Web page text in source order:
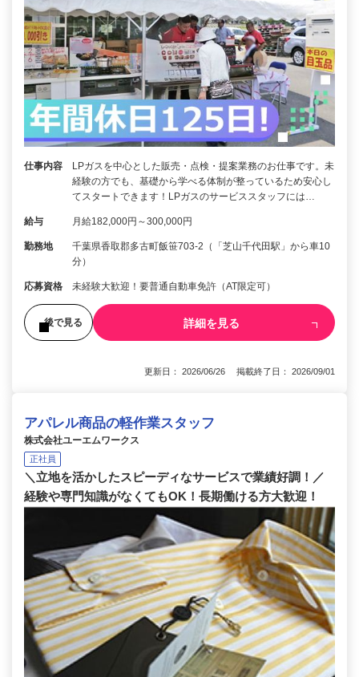
仕事内容
LPガスを中心とした販売・点検・提案業務のお仕事です。未
経験の方でも、基礎から学べる体制が整っているため安心し
てスタートできます！LPガスのサービススタッフには…
給与 月給182,000円～300,000円
勤務地
千葉県香取郡多古町飯笹703-2（「芝山千代田駅」から車10
分）
応募資格 未経験大歓迎！要普通自動車免許（AT限定可）
後で見る 詳細を見る
更新日： 2026/06/26 掲載終了日： 2026/09/01
アパレル商品の軽作業スタッフ
株式会社ユーエムワークス
正社員
＼立地を活かしたスピーディなサービスで業績好調！／
経験や専門知識がなくてもOK！長期働ける方大歓迎！